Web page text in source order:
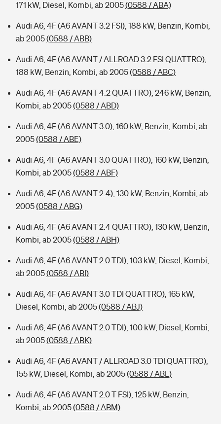
171 kW, Diesel, Kombi, ab 2005(0588 / ABA)
Audi A6, 4F (A6 AVANT 3.2 FSI), 188 kW, Benzin, Kombi,
ab 2005(0588 / ABB)
Audi A6, 4F (A6 AVANT / ALLROAD 3.2 FSI QUATTRO),
188 kW, Benzin, Kombi, ab 2005(0588 / ABC)
Audi A6, 4F (A6 AVANT 4.2 QUATTRO), 246 kW, Benzin,
Kombi, ab 2005(0588 / ABD)
Audi A6, 4F (A6 AVANT 3.0), 160 kW, Benzin, Kombi, ab
2005(0588 / ABE)
Audi A6, 4F (A6 AVANT 3.0 QUATTRO), 160 kW, Benzin,
Kombi, ab 2005(0588 / ABF)
Audi A6, 4F (A6 AVANT 2.4), 130 kW, Benzin, Kombi, ab
2005(0588 / ABG)
Audi A6, 4F (A6 AVANT 2.4 QUATTRO), 130 kW, Benzin,
Kombi, ab 2005(0588 / ABH)
Audi A6, 4F (A6 AVANT 2.0 TDI), 103 kW, Diesel, Kombi,
ab 2005(0588 / ABI)
Audi A6, 4F (A6 AVANT 3.0 TDI QUATTRO), 165 kW,
Diesel, Kombi, ab 2005(0588 / ABJ)
Audi A6, 4F (A6 AVANT 2.0 TDI), 100 kW, Diesel, Kombi,
ab 2005(0588 / ABK)
Audi A6, 4F (A6 AVANT / ALLROAD 3.0 TDI QUATTRO),
155 kW, Diesel, Kombi, ab 2005(0588 / ABL)
Audi A6, 4F (A6 AVANT 2.0 T FSI), 125 kW, Benzin,
Kombi, ab 2005(0588 / ABM)